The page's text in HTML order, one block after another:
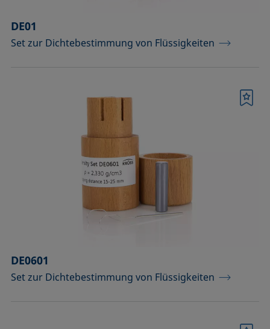
DE01
Set zur Dichtebestimmung von Flüssigkeiten
DE0601
Set zur Dichtebestimmung von Flüssigkeiten